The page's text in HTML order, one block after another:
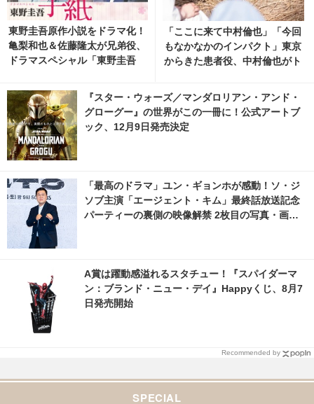
東野圭吾原作小説をドラマ化！
亀梨和也＆佐藤隆太が兄弟役、
ドラマスペシャル「東野圭吾
「ここに来て中村倫也」「今回
もなかなかのインパクト」東京
からきた患者役、中村倫也がト
『スター・ウォーズ／マンダロリアン・アンド・
グローグー』の世界がこの一冊に！公式アートブ
ック、12月9日発売決定
「最高のドラマ」ユン・ギョンホが感動！ソ・ジ
ソブ主演「エージェント・キム」最終話放送記念
パーティーの裏側の映像解禁 2枚目の写真・画像 |
A賞は躍動感溢れるスタチュー！『スパイダーマ
ン：ブランド・ニュー・デイ』Happyくじ、8月7
日発売開始
Recommended by
SPECIAL